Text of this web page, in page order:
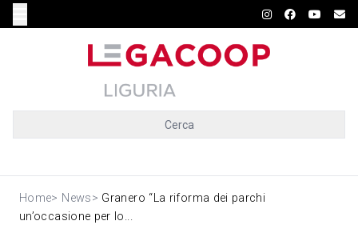
Cerca
Home> News> Granero “La riforma dei parchi
un’occasione per lo...